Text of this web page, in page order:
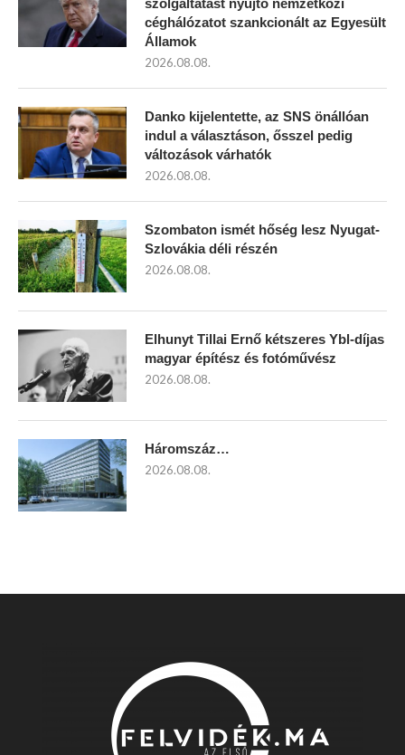
céghálózatot szankcionált az Egyesült
Államok
2026.08.08.
Danko kijelentette, az SNS önállóan
indul a választáson, ősszel pedig
változások várhatók
2026.08.08.
Szombaton ismét hőség lesz Nyugat-
Szlovákia déli részén
2026.08.08.
Elhunyt Tillai Ernő kétszeres Ybl-díjas
magyar építész és fotóművész
2026.08.08.
Háromszáz…
2026.08.08.